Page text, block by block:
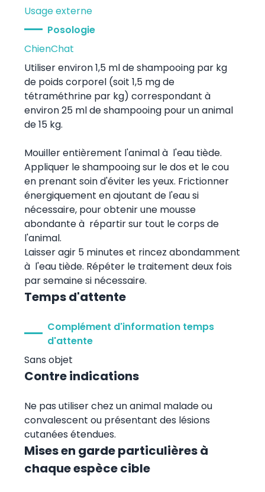
Usage externe
Posologie
ChienChat
Utiliser environ 1,5 ml de shampooing par kg
de poids corporel (soit 1,5 mg de
tétraméthrine par kg) correspondant à
environ 25 ml de shampooing pour un animal
de 15 kg.
Mouiller entièrement l'animal à l'eau tiède.
Appliquer le shampooing sur le dos et le cou
en prenant soin d'éviter les yeux. Frictionner
énergiquement en ajoutant de l'eau si
nécessaire, pour obtenir une mousse
abondante à répartir sur tout le corps de
l'animal.
Laisser agir 5 minutes et rincez abondamment
à l'eau tiède. Répéter le traitement deux fois
par semaine si nécessaire.
Temps d'attente
Complément d'information temps
d'attente
Sans objet
Contre indications
Ne pas utiliser chez un animal malade ou
convalescent ou présentant des lésions
cutanées étendues.
Mises en garde particulières à
chaque espèce cible